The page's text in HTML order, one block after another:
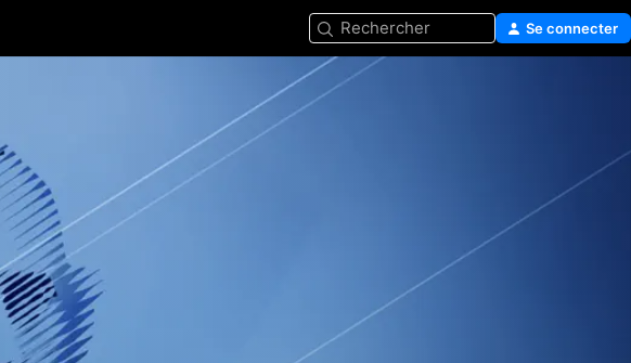
Rechercher Se connecter